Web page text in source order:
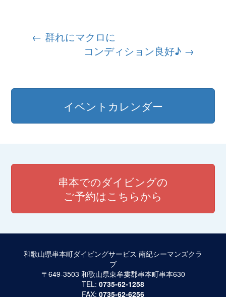
ビ
ゲ
シ
← 群れにマクロに
コンディション良好♪ →
イベントカレンダー
串本でのダイビングの
ご予約はこちらから
和歌山県串本町ダイビングサービス 南紀シーマンズクラ
ブ
〒649-3503 和歌山県東牟婁郡串本町串本630
TEL: 0735-62-1258
FAX: 0735-62-6256